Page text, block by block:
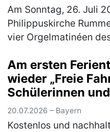
Am Sonntag, 26. Juli
Philippuskirche
vier Orgelmatinéen
Västeras in
Am ersten
wieder „Freie
Schülerinnen
20.07.2026 – Bayern
Kostenlos und